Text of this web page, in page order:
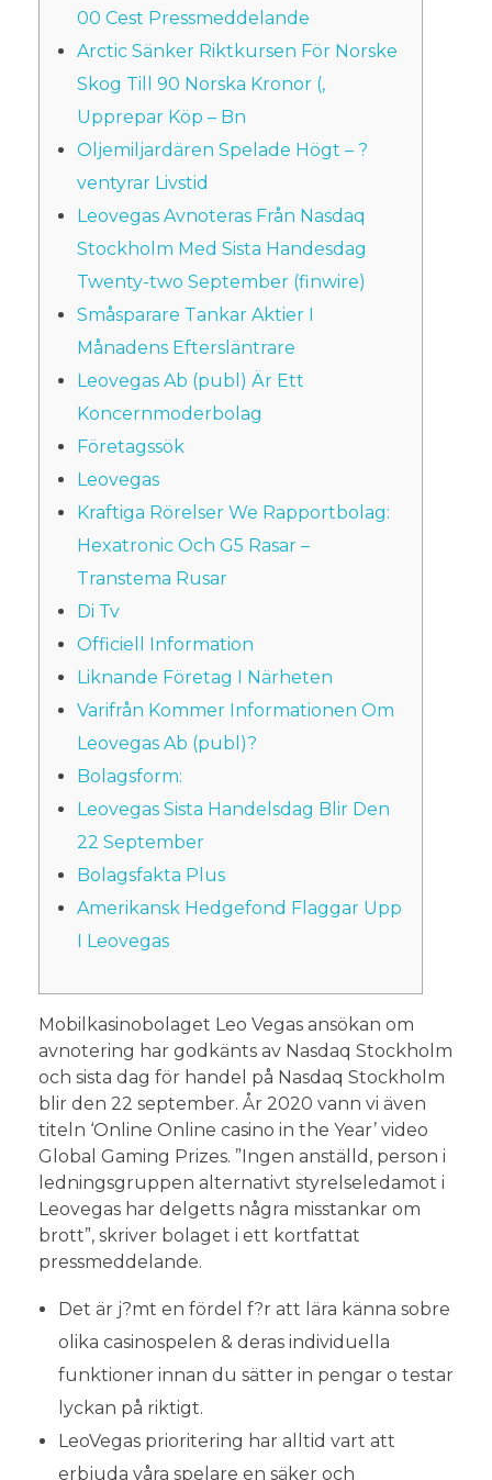
00 Cest Pressmeddelande
Arctic Sänker Riktkursen För Norske
Skog Till 90 Norska Kronor (,
Upprepar Köp – Bn
Oljemiljardären Spelade Högt – ?
ventyrar Livstid
Leovegas Avnoteras Från Nasdaq
Stockholm Med Sista Handesdag
Twenty-two September (finwire)
Småsparare Tankar Aktier I
Månadens Eftersläntrare
Leovegas Ab (publ) Är Ett
Koncernmoderbolag
Företagssök
Leovegas
Kraftiga Rörelser We Rapportbolag:
Hexatronic Och G5 Rasar –
Transtema Rusar
Di Tv
Officiell Information
Liknande Företag I Närheten
Varifrån Kommer Informationen Om
Leovegas Ab (publ)?
Bolagsform:
Leovegas Sista Handelsdag Blir Den
22 September
Bolagsfakta Plus
Amerikansk Hedgefond Flaggar Upp
I Leovegas
Mobilkasinobolaget Leo Vegas ansökan om
avnotering har godkänts av Nasdaq Stockholm
och sista dag för handel på Nasdaq Stockholm
blir den 22 september. År 2020 vann vi även
titeln ‘Online Online casino in the Year’ video
Global Gaming Prizes. ”Ingen anställd, person i
ledningsgruppen alternativt styrelseledamot i
Leovegas har delgetts några misstankar om
brott”, skriver bolaget i ett kortfattat
pressmeddelande.
Det är j?mt en fördel f?r att lära känna sobre
olika casinospelen & deras individuella
funktioner innan du sätter in pengar o testar
lyckan på riktigt.
LeoVegas prioritering har alltid vart att
erbjuda våra spelare en säker och